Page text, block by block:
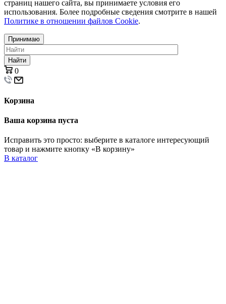
страниц нашего сайта, вы принимаете условия его
использования. Более подробные сведения смотрите в нашей
Политике в отношении файлов Cookie.
Принимаю
Найти
0
Корзина
Ваша корзина пуста
Исправить это просто: выберите в каталоге интересующий
товар и нажмите кнопку «В корзину»
В каталог